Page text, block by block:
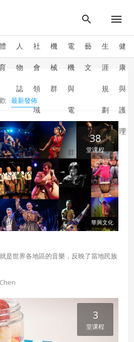
人
物
誌
社
會
領
域
機
械
群
電
機
與
電
子
群
藝
文
生
涯
規
劃
健
康
與
護
理
最新發佈
華興文化
38
堂课程
是世界各地區的音樂，反映了當地民族
3
堂课程